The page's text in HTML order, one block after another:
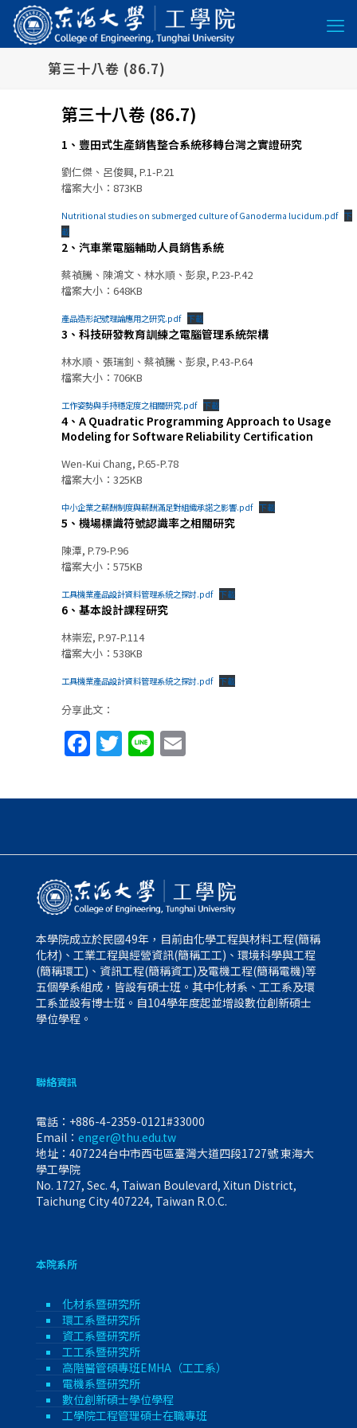
第三十八卷 (86.7)
第三十八卷 (86.7)
1、豐田式生產銷售整合系統移轉台灣之實證研究
劉仁傑、呂俊興, P.1-P.21
檔案大小：873KB
Nutritional studies on submerged culture of Ganoderma lucidum.pdf 下
載
2、汽車業電腦輔助人員銷售系統
蔡禎騰、陳鴻文、林水順、彭泉, P.23-P.42
檔案大小：648KB
產品造形記號理論應用之研究.pdf 下載
3、科技研發教育訓練之電腦管理系統架構
林水順、張瑞釗、蔡禎騰、彭泉, P.43-P.64
檔案大小：706KB
工作姿勢與手持穩定度之相關研究.pdf 下載
4、A Quadratic Programming Approach to Usage
Modeling for Software Reliability Certification
Wen-Kui Chang, P.65-P.78
檔案大小：325KB
中小企業之薪酬制度與薪酬滿足對組織承諾之影響.pdf 下載
5、機場標識符號認識率之相關研究
陳潭, P.79-P.96
檔案大小：575KB
工具機業產品設計資料管理系統之探討.pdf 下載
6、基本設計課程研究
林崇宏, P.97-P.114
檔案大小：538KB
工具機業產品設計資料管理系統之探討.pdf 下載
分享此文：
Facebook
Twitter
LineEmail
本學院成立於民國49年，目前由化學工程與材料工程(簡稱
化材)、工業工程與經營資訊(簡稱工工)、環境科學與工程
(簡稱環工)、資訊工程(簡稱資工)及電機工程(簡稱電機)等
五個學系組成，皆設有碩士班。其中化材系、工工系及環
工系並設有博士班。自104學年度起並增設數位創新碩士
學位學程。
聯絡資訊
電話： +886-4-2359-0121#33000
Email： enger@thu.edu.tw
地址：407224台中市西屯區臺灣大道四段1727號 東海大
學工學院
No. 1727, Sec. 4, Taiwan Boulevard, Xitun District,
Taichung City 407224, Taiwan R.O.C.
本院系所
化材系暨研究所
環工系暨研究所
資工系暨研究所
工工系暨研究所
高階醫管碩專班EMHA（工工系）
電機系暨研究所
數位創新碩士學位學程
工學院工程管理碩士在職專班